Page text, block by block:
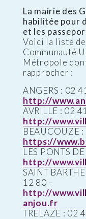
La mairie des
habilitée pour
et les
Voici la liste
Communauté
Métropole
rapprocher :
ANGERS : 02
http://
AVRILLE : 02
http://
BEAUCOUZE
https://
LES PONTS
http://
SAINT
12 80 –
http://
anjou.fr
TRELAZE : 02